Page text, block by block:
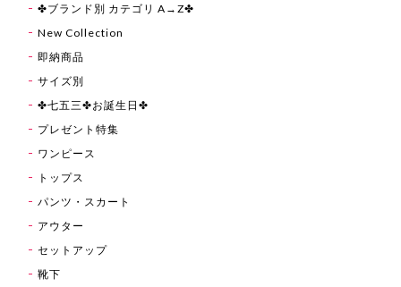
✤ブランド別 カテゴリ A→Z✤
New Collection
即納商品
サイズ別
✤七五三✤お誕生日✤
プレゼント特集
ワンピース
トップス
パンツ・スカート
アウター
セットアップ
靴下